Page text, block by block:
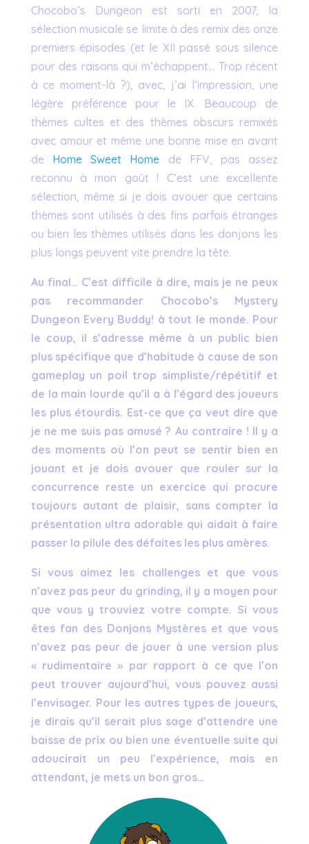
Chocobo’s Dungeon est sorti en 2007, la
sélection musicale se limite à des remix des onze
premiers épisodes (et le XII passé sous silence
pour des raisons qui m’échappent… Trop récent
à ce moment-là ?), avec, j’ai l’impression, une
légère préférence pour le IX. Beaucoup de
thèmes cultes et des thèmes obscurs remixés
avec amour et même une bonne mise en avant
de Home Sweet Home de FFV, pas assez
reconnu à mon goût ! C’est une excellente
sélection, même si je dois avouer que certains
thèmes sont utilisés à des fins parfois étranges
ou bien les thèmes utilisés dans les donjons les
plus longs peuvent vite prendre la tête.
Au final… C’est difficile à dire, mais je ne peux
pas recommander Chocobo’s Mystery
Dungeon Every Buddy! à tout le monde. Pour
le coup, il s’adresse même à un public bien
plus spécifique que d’habitude à cause de son
gameplay un poil trop simpliste/répétitif et
de la main lourde qu’il a à l’égard des joueurs
les plus étourdis. Est-ce que ça veut dire que
je ne me suis pas amusé ? Au contraire ! Il y a
des moments où l’on peut se sentir bien en
jouant et je dois avouer que rouler sur la
concurrence reste un exercice qui procure
toujours autant de plaisir, sans compter la
présentation ultra adorable qui aidait à faire
passer la pilule des défaites les plus amères.
Si vous aimez les challenges et que vous
n’avez pas peur du grinding, il y a moyen pour
que vous y trouviez votre compte. Si vous
êtes fan des Donjons Mystères et que vous
n’avez pas peur de jouer à une version plus
« rudimentaire » par rapport à ce que l’on
peut trouver aujourd’hui, vous pouvez aussi
l’envisager. Pour les autres types de joueurs,
je dirais qu’il serait plus sage d’attendre une
baisse de prix ou bien une éventuelle suite qui
adoucirait un peu l’expérience, mais en
attendant, je mets un bon gros…